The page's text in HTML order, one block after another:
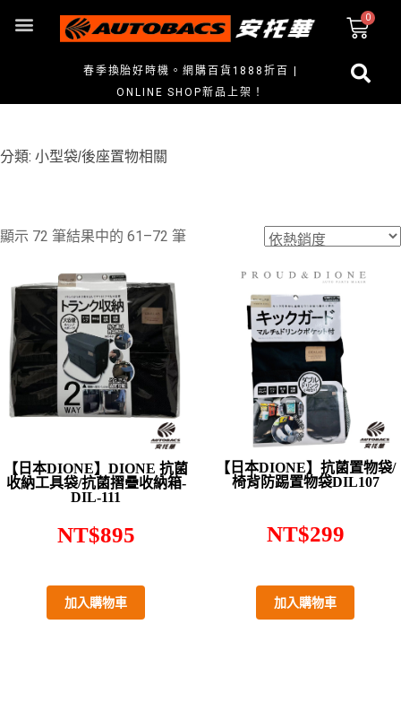
春季換胎好時機。網購百貨1888折百 |
ONLINE SHOP新品上架！
分類: 小型袋/後座置物相關
顯示 72 筆結果中的 61–72 筆
【日本DIONE】DIONE 抗菌
收納工具袋/抗菌摺疊收納箱-
DIL-111
NT$895
加入購物車
【日本DIONE】抗菌置物袋/
椅背防踢置物袋DIL107
NT$299
加入購物車